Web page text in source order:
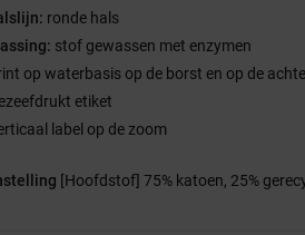
ronde hals
stof gewassen met enzymen
op waterbasis op de borst en op de
etiket
label op de zoom
[Hoofdstof] 75% katoen, 25%